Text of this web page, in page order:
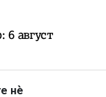
6 август
нѐ